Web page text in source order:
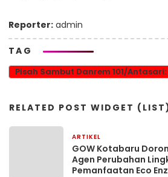
Reporter: admin
TAG
Pisah Sambut Danrem 101/
RELATED POST WIDGET
ARTIKEL
GOW Kotabaru
Agen Perubahan
Pemanfaatan Eco